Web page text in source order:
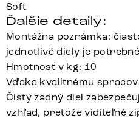
Soft
Ďalšie detaily:
Montážna poznámka:
jednotlivé diely je
Hmotnosť v kg: 10
Vďaka kvalitnému
Čistý zadný diel
vzhľad, pretože viditeľné